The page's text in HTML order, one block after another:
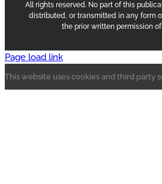
All rights reserved. No part of this
distributed, or transmitted in any form
the prior written permission
Page load link
This website uses cookies and third party